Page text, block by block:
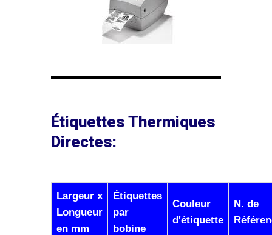
Étiquettes Thermiques
Directes:
Largeur x
Longueur
en mm
Étiquettes
par
bobine
Couleur
d'étiquette
N. de